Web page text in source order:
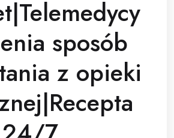
sposób
z opieki